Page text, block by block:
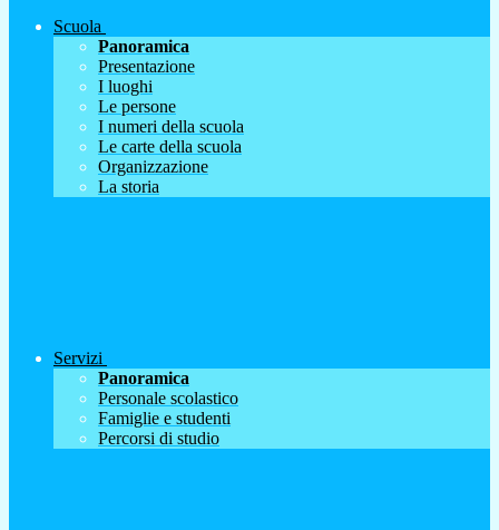
Scuola
Panoramica
Presentazione
I luoghi
Le persone
I numeri della scuola
Le carte della scuola
Organizzazione
La storia
Servizi
Panoramica
Personale scolastico
Famiglie e studenti
Percorsi di studio